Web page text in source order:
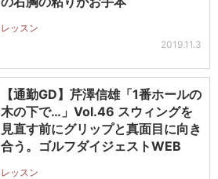
レッスン
2019.11.3
【通勤GD】芹澤信雄「1番ホールの
木の下で…」Vol.46 スウィングを
見直す前にグリップと真面目に向き
合う。ゴルフダイジェストWEB
レッスン